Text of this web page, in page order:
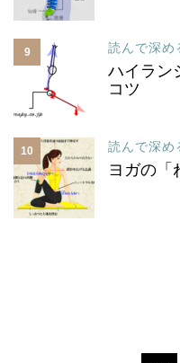
9 読んで深め
ハイラン
コツ
10 読んで深め
ヨガの